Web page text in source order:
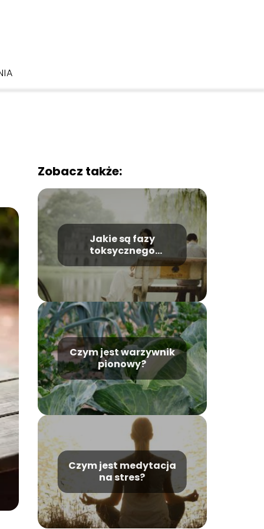
Zobacz także:
Jakie są fazy
toksycznego
związku?
Czym jest warzywnik
pionowy?
Czym jest medytacja
na stres?